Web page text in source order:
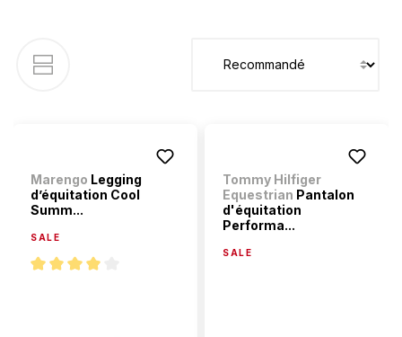
Marengo Legging
d’équitation Cool
Summ...
SALE
Tommy Hilfiger
Equestrian Pantalon
d'équitation
Performa...
SALE